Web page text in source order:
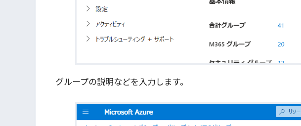
グループの説明などを入力します。